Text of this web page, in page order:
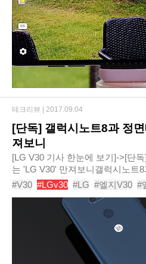
[단독] 갤럭시노트8과 정
져보니
[LG V30 기사 한눈에 보기]->[단
는 'LG V30' 만져보니갤럭시노트
능은?갤럭시노트8 vs V30, 실제 사용
#V30 #LGv30 #LG #엘지V30 #
# V30언박싱 #V30리뷰 #갤럭시
테크리뷰 | 2017.09.04